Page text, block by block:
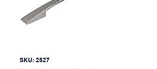
SKU: 2527